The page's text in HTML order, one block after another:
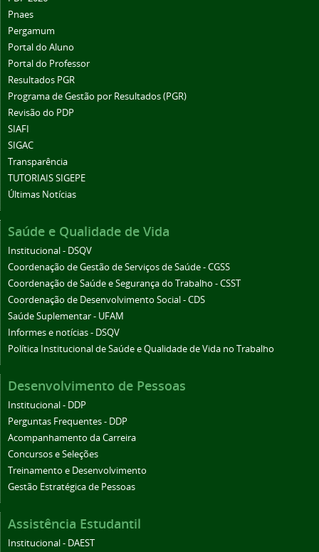
Pnaes
Pergamum
Portal do Aluno
Portal do Professor
Resultados PGR
Programa de Gestão por Resultados (PGR)
Revisão do PDP
SIAFI
SIGAC
Transparência
TUTORIAIS SIGEPE
Últimas Notícias
Saúde e Qualidade de Vida
Institucional - DSQV
Coordenação de Gestão de Serviços de Saúde - CGSS
Coordenação de Saúde e Segurança do Trabalho - CSST
Coordenação de Desenvolvimento Social - CDS
Saúde Suplementar - UFAM
Informes e notícias - DSQV
Política Institucional de Saúde e Qualidade de Vida no Trabalho
Desenvolvimento de Pessoas
Institucional - DDP
Perguntas Frequentes - DDP
Acompanhamento da Carreira
Concursos e Seleções
Treinamento e Desenvolvimento
Gestão Estratégica de Pessoas
Assistência Estudantil
Institucional - DAEST